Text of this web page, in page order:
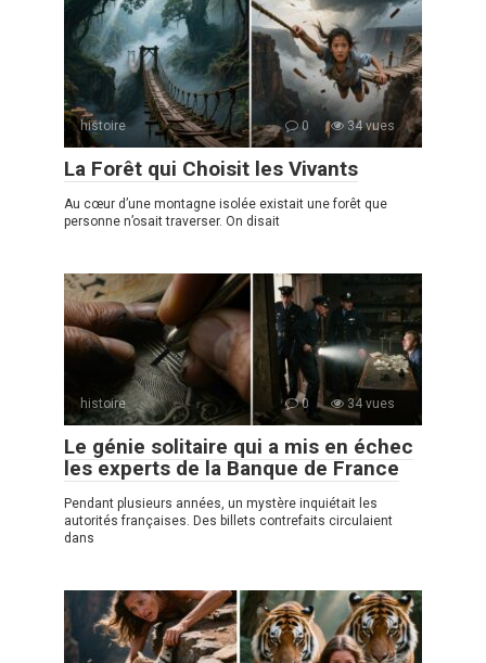
histoire 0 34 vues
La Forêt qui Choisit les Vivants
Au cœur d’une montagne isolée existait une forêt que
personne n’osait traverser. On disait
histoire 0 34 vues
Le génie solitaire qui a mis en échec
les experts de la Banque de France
Pendant plusieurs années, un mystère inquiétait les
autorités françaises. Des billets contrefaits circulaient
dans